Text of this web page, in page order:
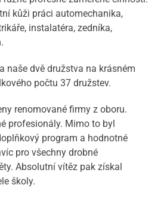
kůži práci automechanika,
instalatéra, zedníka,
naše dvě družstva na krásném
počtu 37 družstev.
renomované firmy z oboru.
profesionály. Mimo to byl
program a hodnotné
pro všechny drobné
Absolutní vítěz pak získal
školy.